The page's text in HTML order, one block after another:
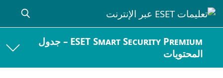
ESET Smart Security Premium – جدول
المحتويات